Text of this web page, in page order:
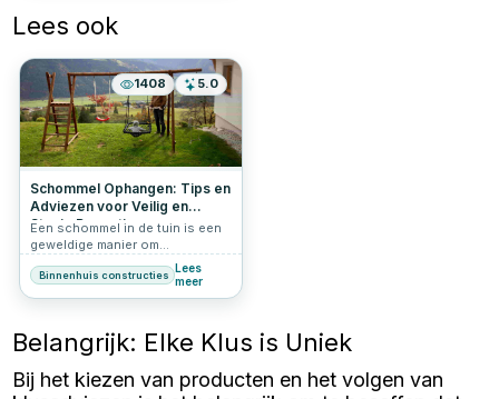
Lees ook
1408 5.0
Schommel Ophangen: Tips en
Adviezen voor Veilig en
Stevig Bevestigen
Een schommel in de tuin is een
geweldige manier om
speelplezier toe te voegen aan
je buitenruimte. Of het nu voor
kinderen is of voor jezelf om te
schommelhaken op de juiste
artikel lees je alles over hoe je
een schommel veilig ophangt,
Binnenhuis constructies
Lees
meer
Belangrijk: Elke Klus is Uniek
Bij het kiezen van producten en het volgen van